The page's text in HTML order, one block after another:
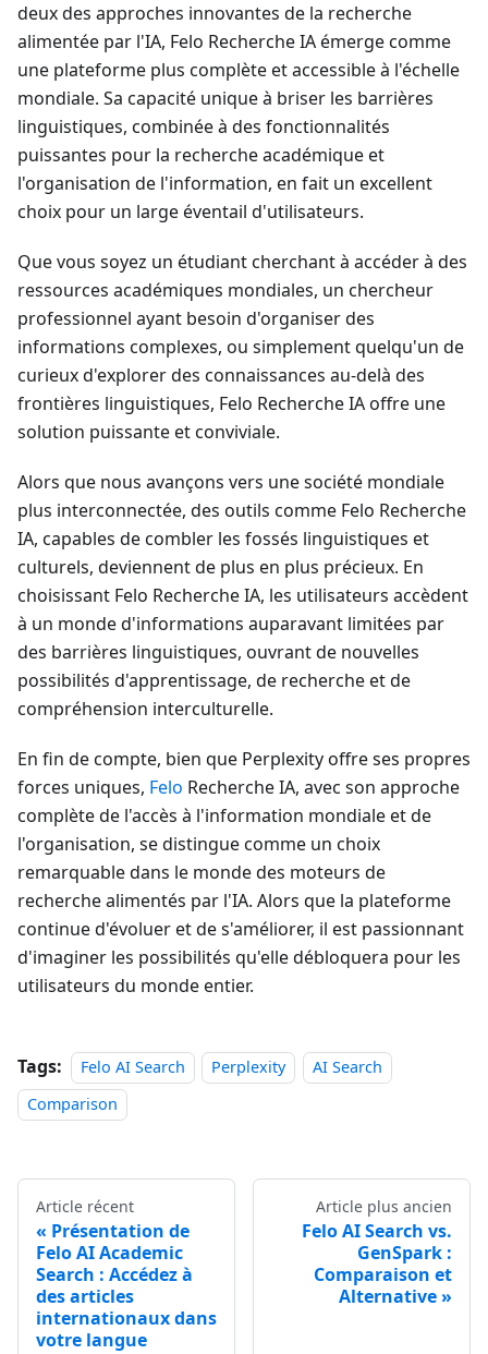
deux des approches innovantes de la recherche
alimentée par l'IA, Felo Recherche IA émerge comme
une plateforme plus complète et accessible à l'échelle
mondiale. Sa capacité unique à briser les barrières
linguistiques, combinée à des fonctionnalités
puissantes pour la recherche académique et
l'organisation de l'information, en fait un excellent
choix pour un large éventail d'utilisateurs.
Que vous soyez un étudiant cherchant à accéder à des
ressources académiques mondiales, un chercheur
professionnel ayant besoin d'organiser des
informations complexes, ou simplement quelqu'un de
curieux d'explorer des connaissances au-delà des
frontières linguistiques, Felo Recherche IA offre une
solution puissante et conviviale.
Alors que nous avançons vers une société mondiale
plus interconnectée, des outils comme Felo Recherche
IA, capables de combler les fossés linguistiques et
culturels, deviennent de plus en plus précieux. En
choisissant Felo Recherche IA, les utilisateurs accèdent
à un monde d'informations auparavant limitées par
des barrières linguistiques, ouvrant de nouvelles
possibilités d'apprentissage, de recherche et de
compréhension interculturelle.
En fin de compte, bien que Perplexity offre ses propres
forces uniques, Felo Recherche IA, avec son approche
complète de l'accès à l'information mondiale et de
l'organisation, se distingue comme un choix
remarquable dans le monde des moteurs de
recherche alimentés par l'IA. Alors que la plateforme
continue d'évoluer et de s'améliorer, il est passionnant
d'imaginer les possibilités qu'elle débloquera pour les
utilisateurs du monde entier.
Tags: Felo AI Search Perplexity
AI Search
Comparison
Article récent
Présentation de
Felo AI Academic
Search : Accédez à
des articles
internationaux dans
votre langue
Article plus ancien
Felo AI Search vs.
GenSpark :
Comparaison et
Alternative